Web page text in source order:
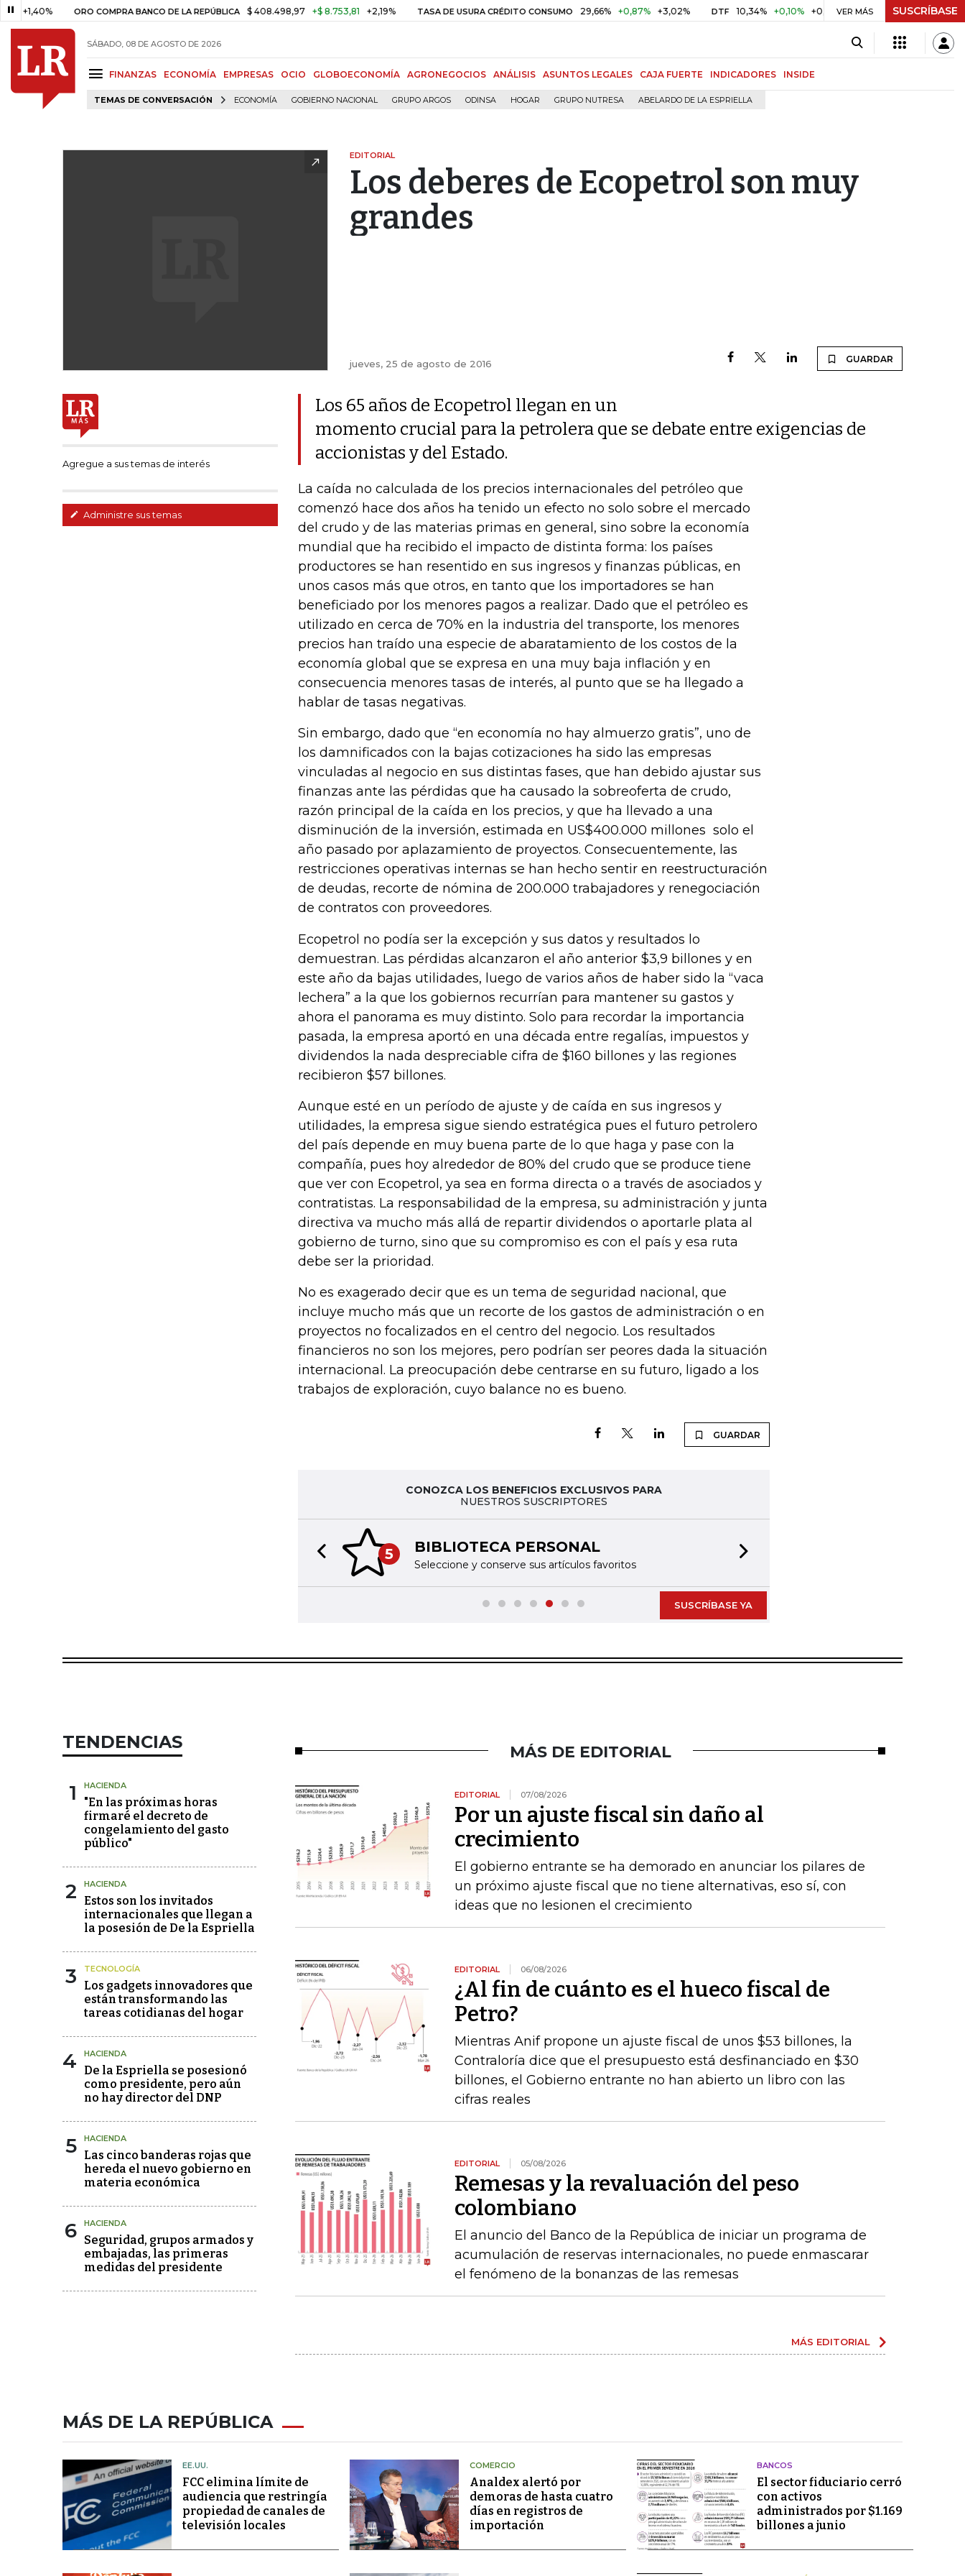
ORO COMPRA BANCO DE LA REPÚBLICA $ 408.498,97 +$ 8.753,81 +2,19% TASA DE USURA CRÉDITO CONSUMO 29,66% +0,87% +3,02% DTF 10,34% +0,10% +0,98% UVR $ 416,96 +$ 0,05 +0,01%
VER MÁS SUSCRÍBASE
SÁBADO, 08 DE AGOSTO DE 2026
FINANZAS ECONOMÍA EMPRESAS OCIO GLOBOECONOMÍA AGRONEGOCIOS ANÁLISIS ASUNTOS LEGALES CAJA FUERTE INDICADORES INSIDE
TEMAS DE CONVERSACIÓN ECONOMÍA GOBIERNO NACIONAL GRUPO ARGOS ODINSA HOGAR GRUPO NUTRESA ABELARDO DE LA ESPRIELLA
EDITORIAL
Los deberes de Ecopetrol son muy
grandes
jueves, 25 de agosto de 2016 GUARDAR
Agregue a sus temas de interés
Administre sus temas
Los 65 años de Ecopetrol llegan en un
momento crucial para la petrolera que se debate entre exigencias de
accionistas y del Estado.
La caída no calculada de los precios internacionales del petróleo que
comenzó hace dos años ha tenido un efecto no solo sobre el mercado
del crudo y de las materias primas en general, sino sobre la economía
mundial que ha recibido el impacto de distinta forma: los países
productores se han resentido en sus ingresos y finanzas públicas, en
unos casos más que otros, en tanto que los importadores se han
beneficiado por los menores pagos a realizar. Dado que el petróleo es
utilizado en cerca de 70% en la industria del transporte, los menores
precios han traído una especie de abaratamiento de los costos de la
economía global que se expresa en una muy baja inflación y en
consecuencia menores tasas de interés, al punto que se ha llegado a
hablar de tasas negativas.
Sin embargo, dado que “en economía no hay almuerzo gratis”, uno de
los damnificados con la bajas cotizaciones ha sido las empresas
vinculadas al negocio en sus distintas fases, que han debido ajustar sus
finanzas ante las pérdidas que ha causado la sobreoferta de crudo,
razón principal de la caída en los precios, y que ha llevado a una
disminución de la inversión, estimada en US$400.000 millones solo el
año pasado por aplazamiento de proyectos. Consecuentemente, las
restricciones operativas internas se han hecho sentir en reestructuración
de deudas, recorte de nómina de 200.000 trabajadores y renegociación
de contratos con proveedores.
Ecopetrol no podía ser la excepción y sus datos y resultados lo
demuestran. Las pérdidas alcanzaron el año anterior $3,9 billones y en
este año da bajas utilidades, luego de varios años de haber sido la “vaca
lechera” a la que los gobiernos recurrían para mantener su gastos y
ahora el panorama es muy distinto. Solo para recordar la importancia
pasada, la empresa aportó en una década entre regalías, impuestos y
dividendos la nada despreciable cifra de $160 billones y las regiones
recibieron $57 billones.
Aunque esté en un período de ajuste y de caída en sus ingresos y
utilidades, la empresa sigue siendo estratégica pues el futuro petrolero
del país depende en muy buena parte de lo que haga y pase con la
compañía, pues hoy alrededor de 80% del crudo que se produce tiene
que ver con Ecopetrol, ya sea en forma directa o a través de asociados y
contratistas. La responsabilidad de la empresa, su administración y junta
directiva va mucho más allá de repartir dividendos o aportarle plata al
gobierno de turno, sino que su compromiso es con el país y esa ruta
debe ser la prioridad.
No es exagerado decir que es un tema de seguridad nacional, que
incluye mucho más que un recorte de los gastos de administración o en
proyectos no focalizados en el centro del negocio. Los resultados
financieros no son los mejores, pero podrían ser peores dada la situación
internacional. La preocupación debe centrarse en su futuro, ligado a los
trabajos de exploración, cuyo balance no es bueno.
GUARDAR
CONOZCA LOS BENEFICIOS EXCLUSIVOS PARA
NUESTROS SUSCRIPTORES
5 BIBLIOTECA PERSONAL
Seleccione y conserve sus artículos favoritos
Previous slide
SUSCRÍBASE YA
TENDENCIAS
1 HACIENDA
"En las próximas horas
firmaré el decreto de
congelamiento del gasto
público"
2 HACIENDA
Estos son los invitados
internacionales que llegan a
la posesión de De la Espriella
3 TECNOLOGÍA
Los gadgets innovadores que
están transformando las
tareas cotidianas del hogar
4 HACIENDA
De la Espriella se posesionó
como presidente, pero aún
no hay director del DNP
5 HACIENDA
Las cinco banderas rojas que
hereda el nuevo gobierno en
materia económica
6 HACIENDA
Seguridad, grupos armados y
embajadas, las primeras
medidas del presidente
MÁS DE EDITORIAL
EDITORIAL 07/08/2026
Por un ajuste fiscal sin daño al
crecimiento
El gobierno entrante se ha demorado en anunciar los pilares de
un próximo ajuste fiscal que no tiene alternativas, eso sí, con
ideas que no lesionen el crecimiento
EDITORIAL 06/08/2026
¿Al fin de cuánto es el hueco fiscal de
Petro?
Mientras Anif propone un ajuste fiscal de unos $53 billones, la
Contraloría dice que el presupuesto está desfinanciado en $30
billones, el Gobierno entrante no han abierto un libro con las
cifras reales
EDITORIAL 05/08/2026
Remesas y la revaluación del peso
colombiano
El anuncio del Banco de la República de iniciar un programa de
acumulación de reservas internacionales, no puede enmascarar
el fenómeno de la bonanzas de las remesas
MÁS EDITORIAL
MÁS DE LA REPÚBLICA
EE.UU.
FCC elimina límite de
audiencia que restringía
propiedad de canales de
televisión locales
COMERCIO
Analdex alertó por
demoras de hasta cuatro
días en registros de
importación
BANCOS
El sector fiduciario cerró
con activos
administrados por $1.169
billones a junio